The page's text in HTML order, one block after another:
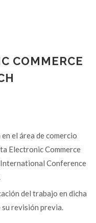
COMMERCE
el área de comercio
Electronic Commerce
Conference
del trabajo en dicha
su revisión previa.